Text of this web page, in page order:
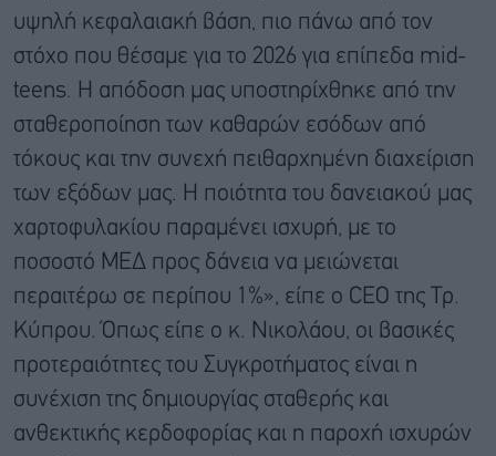
υψηλή κεφαλαιακή βάση, πιο πάνω από τον
στόχο που θέσαμε για το 2026 για επίπεδα mid-
teens. Η απόδοση μας υποστηρίχθηκε από την
σταθεροποίηση των καθαρών εσόδων από
τόκους και την συνεχή πειθαρχημένη διαχείριση
των εξόδων μας. Η ποιότητα του δανειακού μας
χαρτοφυλακίου παραμένει ισχυρή, με το
ποσοστό ΜΕΔ προς δάνεια να μειώνεται
περαιτέρω σε περίπου 1%», είπε ο CEO της Τρ.
Κύπρου. Όπως είπε ο κ. Νικολάου, οι βασικές
προτεραιότητες του Συγκροτήματος είναι η
συνέχιση της δημιουργίας σταθερής και
ανθεκτικής κερδοφορίας και η παροχή ισχυρών